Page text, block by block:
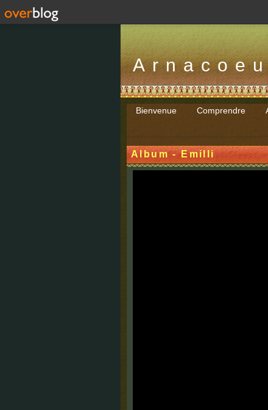
Bienvenue Comprendre
Album - Emilli